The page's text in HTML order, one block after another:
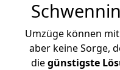
Umzüge können
aber keine Sorge,
diegünstigste